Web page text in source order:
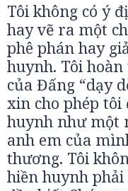
Tôi không có ý
hay vẽ ra một
phê phán hay
huynh. Tôi
của Đấng “dạy
xin cho phép tôi
huynh như một
anh em của
thương. Tôi
hiền huynh